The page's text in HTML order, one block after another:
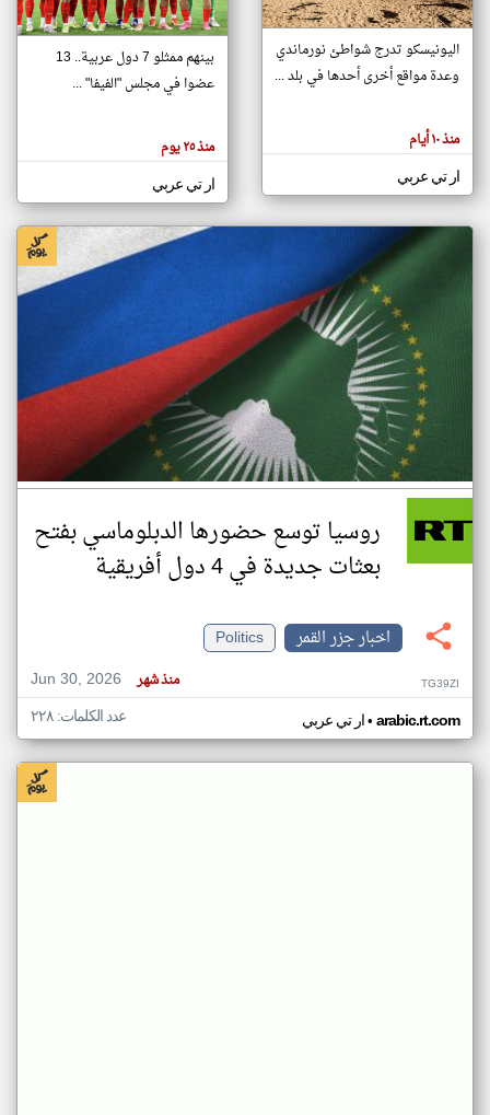
تغيير الدولة
اخبار جزر القمر على مدار الساعة
أهم اخبار جزر القمر العاجلة والمباشرة
هنا عن
وجهة
كاتبيها.
اليونيسكو تدرج شواطئ نورماندي
وعدة مواقع أخرى أحدها في بلد ...
منذ ١٠ أيام
ار تي عربي
بينهم ممثلو 7 دول عربية.. 13
عضوا في مجلس "الفيفا" ...
منذ ٢٥ يوم
ار تي عربي
روسيا توسع حضورها الدبلوماسي بفتح
بعثات جديدة في 4 دول أفريقية
اخبار جزر القمر
Politics
Jun 30, 2026
منذ شهر TG39ZI
ار تي عربي• arabic.rt.com عدد الكلمات: ٢٢٨
klyoum.com